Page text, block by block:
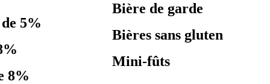
5%
8%
Bière de garde
Bières sans gluten
Mini-fûts